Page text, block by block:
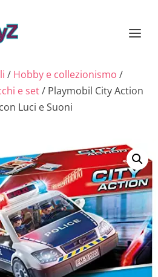
/ Hobby e collezionismo /
e set/ Playmobil City Action
Luci e Suoni